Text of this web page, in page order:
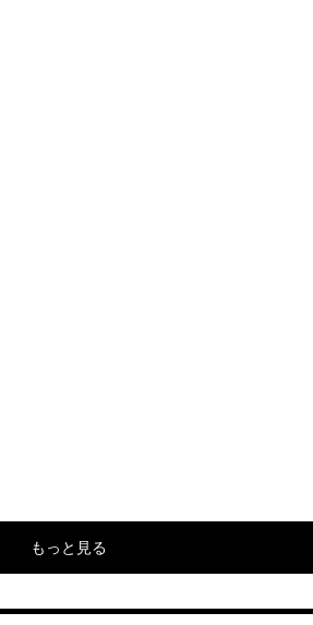
もっと見る